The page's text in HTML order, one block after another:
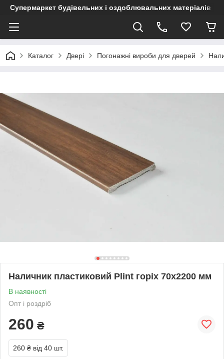
Супермаркет будівельних і оздоблювальних матеріалів
Каталог Двері Погонажні вироби для дверей
Наличник пластиковий Plint горіх 70х2200 мм
В наявності
Опт і роздріб
260 ₴
260 ₴ від 40 шт.